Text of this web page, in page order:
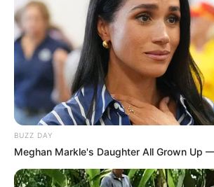
BUZZ DAY
Meghan Markle's Daughter All Grown Up